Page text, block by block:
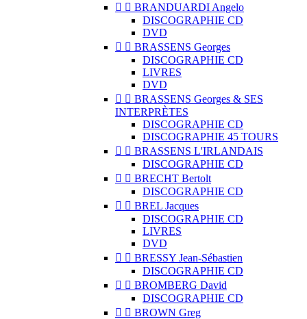
  BRANDUARDI Angelo
DISCOGRAPHIE CD
DVD
  BRASSENS Georges
DISCOGRAPHIE CD
LIVRES
DVD
  BRASSENS Georges & SES
INTERPRÈTES
DISCOGRAPHIE CD
DISCOGRAPHIE 45 TOURS
  BRASSENS L'IRLANDAIS
DISCOGRAPHIE CD
  BRECHT Bertolt
DISCOGRAPHIE CD
  BREL Jacques
DISCOGRAPHIE CD
LIVRES
DVD
  BRESSY Jean-Sébastien
DISCOGRAPHIE CD
  BROMBERG David
DISCOGRAPHIE CD
  BROWN Greg